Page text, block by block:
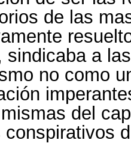
de las
sindicaba a
no como
del
conspirativos